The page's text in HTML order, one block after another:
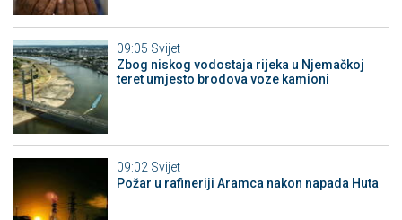
09:05 Svijet
Zbog niskog vodostaja rijeka u Njemačkoj
teret umjesto brodova voze kamioni
09:02 Svijet
Požar u rafineriji Aramca nakon napada Huta